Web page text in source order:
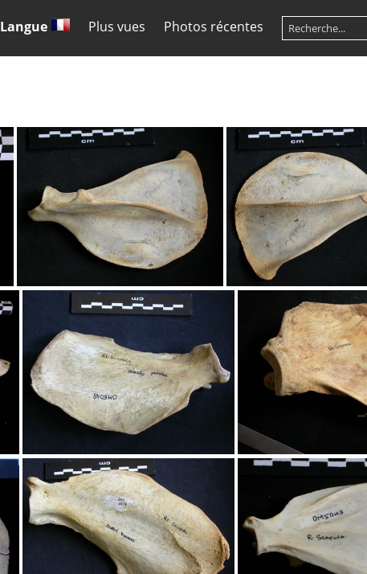
Langue Plus vues Photos récentes
Scapula : vue latérale Scapula : vue
Scapula : vue médiale Scapula : vue